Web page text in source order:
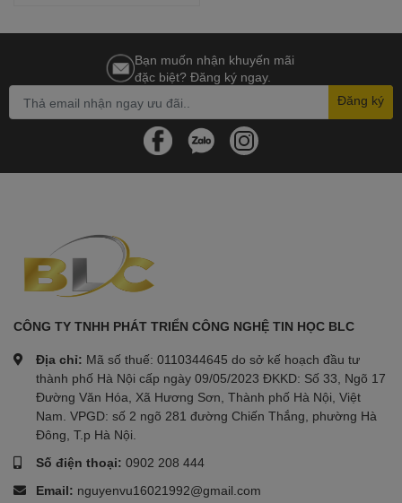
Bạn muốn nhận khuyến mãi
đặc biệt? Đăng ký ngay.
Đăng ký
CÔNG TY TNHH PHÁT TRIỂN CÔNG NGHỆ TIN HỌC BLC
Địa chỉ: Mã số thuế: 0110344645 do sở kế hoạch đầu tư
thành phố Hà Nội cấp ngày 09/05/2023 ĐKKD: Số 33, Ngõ 17
Đường Văn Hóa, Xã Hương Sơn, Thành phố Hà Nội, Việt
Nam. VPGD: số 2 ngõ 281 đường Chiến Thắng, phường Hà
Đông, T.p Hà Nội.
Số điện thoại: 0902 208 444
Email: nguyenvu16021992@gmail.com